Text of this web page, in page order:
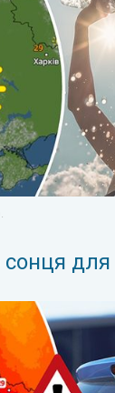
сонця